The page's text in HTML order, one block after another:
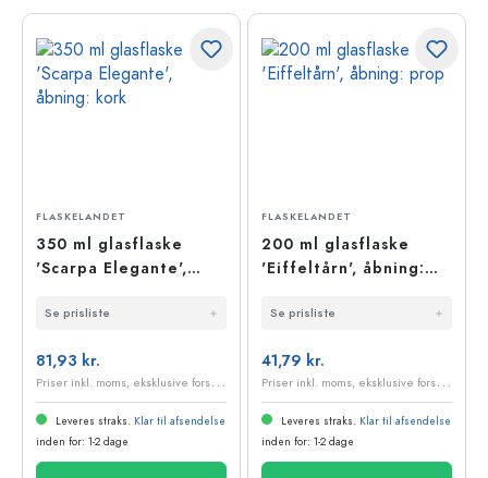
FLASKELANDET
350 ml glasflaske
'Scarpa Elegante',
Se prisliste
81,93 kr.
P
riser inkl. moms, eksklusive forsendelsesomkostninger
Leveres straks. Klar til afsendelse
inden for: 1-2 dage
FLASKELANDET
200 ml glasflaske
'Eiffeltårn', åbning:
Se prisliste
41,79 kr.
P
riser inkl. moms, eksklusive forsendelsesomkostninger
Leveres straks. Klar til afsendelse
inden for: 1-2 dage